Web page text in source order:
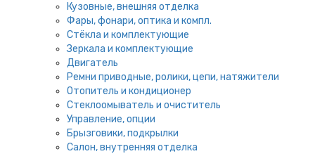
Кузовные, внешняя отделка
Фары, фонари, оптика и компл.
Стёкла и комплектующие
Зеркала и комплектующие
Двигатель
Ремни приводные, ролики, цепи, натяжители
Отопитель и кондиционер
Стеклоомыватель и очиститель
Управление, опции
Брызговики, подкрылки
Салон, внутренняя отделка